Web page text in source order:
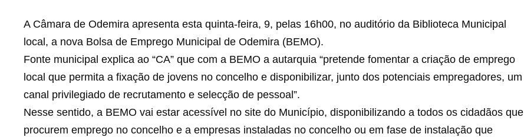
A Câmara de Odemira apresenta esta quinta-feira, 9, pelas 16h00, no auditório da Biblioteca Municipal
local, a nova Bolsa de Emprego Municipal de Odemira (BEMO).
Fonte municipal explica ao “CA” que com a BEMO a autarquia “pretende fomentar a criação de emprego
local que permita a fixação de jovens no concelho e disponibilizar, junto dos potenciais empregadores, um
canal privilegiado de recrutamento e selecção de pessoal”.
Nesse sentido, a BEMO vai estar acessível no site do Município, disponibilizando a todos os cidadãos que
procurem emprego no concelho e a empresas instaladas no concelho ou em fase de instalação que